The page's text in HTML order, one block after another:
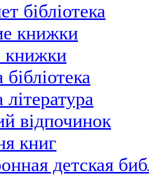
бібліотека
книжки
книжки
література
відпочинок
книг
детская